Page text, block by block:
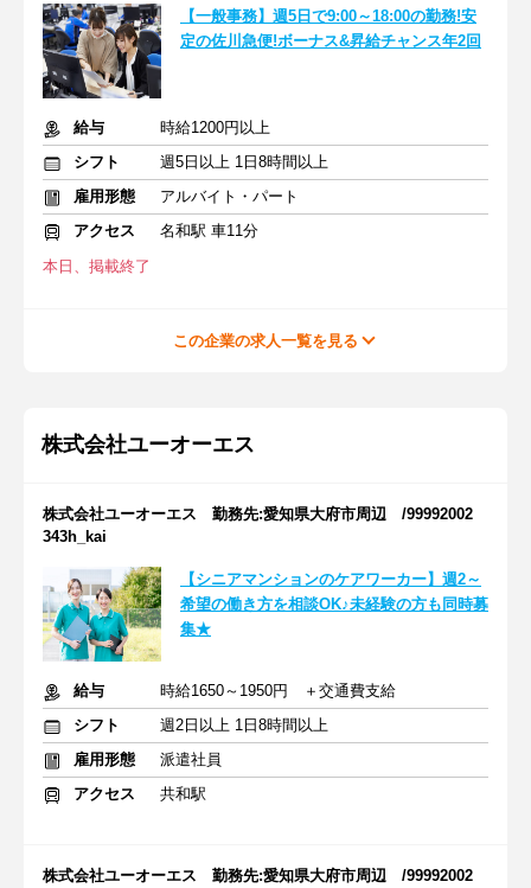
【一般事務】週5日で9:00～18:00の勤務!安
定の佐川急便!ボーナス&昇給チャンス年2回
給与
時給1200円以上
シフト
週5日以上 1日8時間以上
雇用形態
アルバイト・パート
アクセス
名和駅 車11分
本日、掲載終了
この企業の求人一覧を見る
株式会社ユーオーエス
株式会社ユーオーエス 勤務先:愛知県大府市周辺 /99992002
343h_kai
【シニアマンションのケアワーカー】週2～
希望の働き方を相談OK♪未経験の方も同時募
集★
給与
時給1650～1950円 ＋交通費支給
シフト
週2日以上 1日8時間以上
雇用形態
派遣社員
アクセス
共和駅
株式会社ユーオーエス 勤務先:愛知県大府市周辺 /99992002